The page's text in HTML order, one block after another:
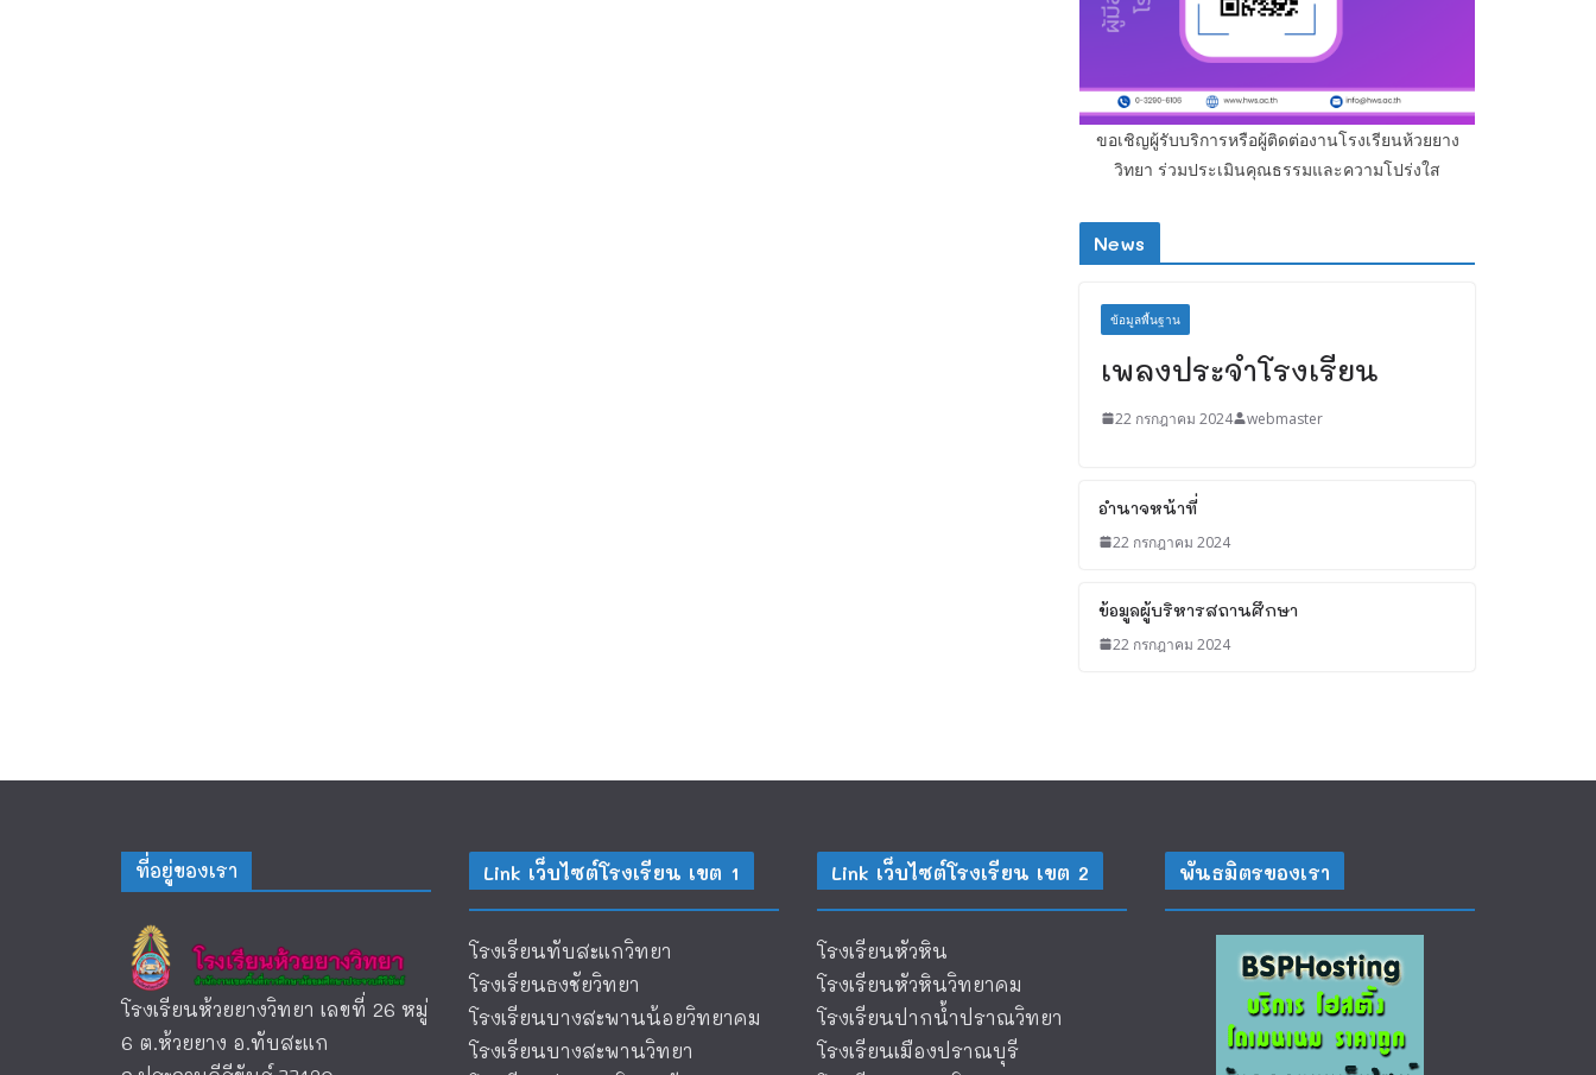
ขอเชิญผู้รับบริการหรือผู้ติดต่องานโรงเรียนห้วยยาง
วิทยา ร่วมประเมินคุณธรรมและความโปร่งใส
News
ข้อมูลพื้นฐาน
เพลงประจำโรงเรียน
22 กรกฎาคม 2024 webmaster
อำนาจหน้าที่
22 กรกฎาคม 2024
ข้อมูลผู้บริหารสถานศึกษา
22 กรกฎาคม 2024
ที่อยู่ของเรา
โรงเรียนห้วยยางวิทยา เลขที่ 26 หมู่
6 ต.ห้วยยาง อ.ทับสะแก
Link เว็บไซต์โรงเรียน เขต 1
โรงเรียนทับสะแกวิทยา
โรงเรียนธงชัยวิทยา
โรงเรียนบางสะพานน้อยวิทยาคม
โรงเรียนบางสะพานวิทยา
Link เว็บไซต์โรงเรียน เขต 2
โรงเรียนหัวหิน
โรงเรียนหัวหินวิทยาคม
โรงเรียนปากน้ำปราณวิทยา
โรงเรียนเมืองปราณบุรี
พันธมิตรของเรา